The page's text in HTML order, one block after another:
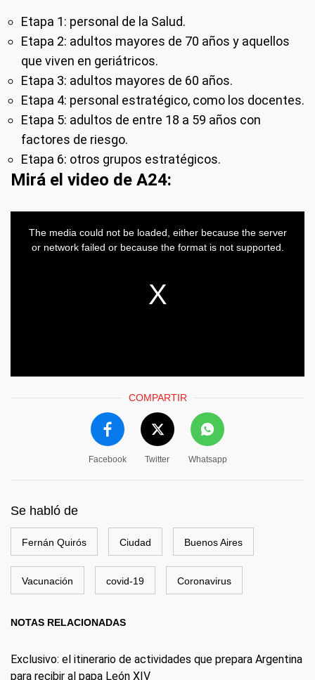
Etapa 1: personal de la Salud.
Etapa 2: adultos mayores de 70 años y aquellos
que viven en geriátricos.
Etapa 3: adultos mayores de 60 años.
Etapa 4: personal estratégico, como los docentes.
Etapa 5: adultos de entre 18 a 59 años con
factores de riesgo.
Etapa 6: otros grupos estratégicos.
Mirá el video de A24:
COMPARTIR
Facebook Twitter Whatsapp
Se habló de
Fernán Quirós Ciudad Buenos Aires
Vacunación covid-19 Coronavirus
NOTAS RELACIONADAS
Exclusivo: el itinerario de actividades que prepara Argentina
para recibir al papa León XIV